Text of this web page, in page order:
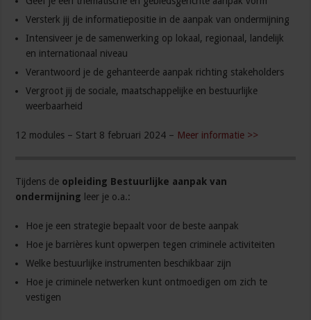
Versterk jij de informatiepositie in de aanpak van ondermijning
Intensiveer je de samenwerking op lokaal, regionaal, landelijk
en internationaal niveau
Verantwoord je de gehanteerde aanpak richting stakeholders
Vergroot jij de sociale, maatschappelijke en bestuurlijke
weerbaarheid
12 modules – Start 8 februari 2024 – Meer informatie >>
Tijdens de opleiding Bestuurlijke aanpak van
ondermijning leer je o.a.:
Hoe je een strategie bepaalt voor de beste aanpak
Hoe je barrières kunt opwerpen tegen criminele activiteiten
Welke bestuurlijke instrumenten beschikbaar zijn
Hoe je criminele netwerken kunt ontmoedigen om zich te
vestigen